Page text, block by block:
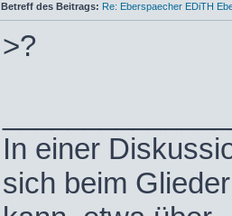
Betreff des Beitrags: Re: Eberspaecher EDiTH
>?
In einer
sich beim